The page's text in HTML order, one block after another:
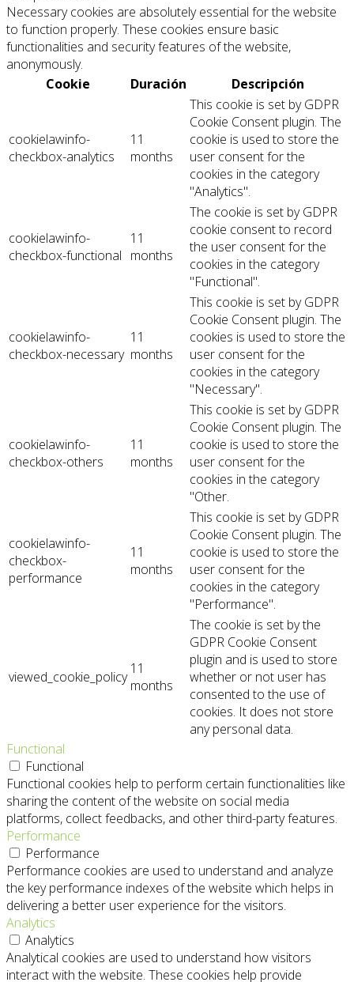
Necessary cookies are absolutely essential for the website
to function properly. These cookies ensure basic
functionalities and security features of the website,
anonymously.
Cookie
Duración Descripción
cookielawinfo-
checkbox-analytics
11
months
This cookie is set by GDPR
Cookie Consent plugin. The
cookie is used to store the
user consent for the
cookies in the category
"Analytics".
cookielawinfo-
checkbox-functional
11
months
The cookie is set by GDPR
cookie consent to record
the user consent for the
cookies in the category
"Functional".
cookielawinfo-
checkbox-necessary
11
months
This cookie is set by GDPR
Cookie Consent plugin. The
cookies is used to store the
user consent for the
cookies in the category
"Necessary".
cookielawinfo-
checkbox-others
11
months
This cookie is set by GDPR
Cookie Consent plugin. The
cookie is used to store the
user consent for the
cookies in the category
"Other.
cookielawinfo-
checkbox-
performance
11
months
This cookie is set by GDPR
Cookie Consent plugin. The
cookie is used to store the
user consent for the
cookies in the category
"Performance".
viewed_cookie_policy 11
months
The cookie is set by the
GDPR Cookie Consent
plugin and is used to store
whether or not user has
consented to the use of
cookies. It does not store
any personal data.
Functional
Functional
Functional cookies help to perform certain functionalities like
sharing the content of the website on social media
platforms, collect feedbacks, and other third-party features.
Performance
Performance
Performance cookies are used to understand and analyze
the key performance indexes of the website which helps in
delivering a better user experience for the visitors.
Analytics
Analytics
Analytical cookies are used to understand how visitors
interact with the website. These cookies help provide